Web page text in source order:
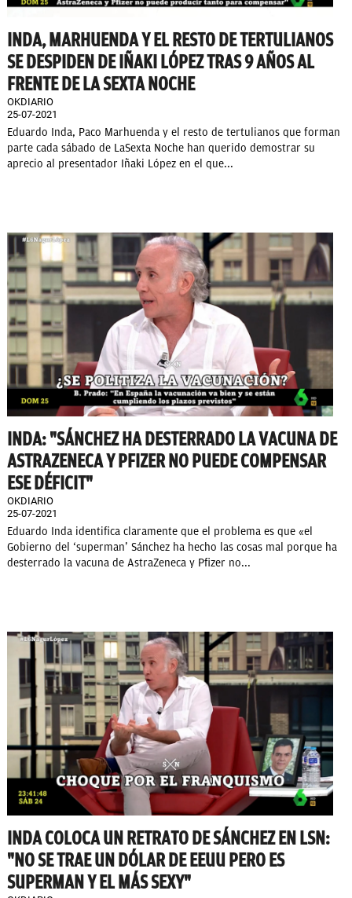
INDA, MARHUENDA Y EL RESTO DE TERTULIANOS
SE DESPIDEN DE IÑAKI LÓPEZ TRAS 9 AÑOS AL
FRENTE DE LA SEXTA NOCHE
OKDIARIO
25-07-2021
Eduardo Inda, Paco Marhuenda y el resto de tertulianos que forman
parte cada sábado de LaSexta Noche han querido demostrar su
aprecio al presentador Iñaki López en el que...
INDA: "SÁNCHEZ HA DESTERRADO LA VACUNA DE
ASTRAZENECA Y PFIZER NO PUEDE COMPENSAR
ESE DÉFICIT"
OKDIARIO
25-07-2021
Eduardo Inda identifica claramente que el problema es que «el
Gobierno del ‘superman’ Sánchez ha hecho las cosas mal porque ha
desterrado la vacuna de AstraZeneca y Pfizer no...
INDA COLOCA UN RETRATO DE SÁNCHEZ EN LSN:
"NO SE TRAE UN DÓLAR DE EEUU PERO ES
SUPERMAN Y EL MÁS SEXY"